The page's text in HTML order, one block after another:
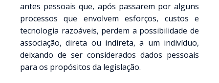
antes pessoais que, após passarem por alguns
processos que envolvem esforços, custos e
tecnologia razoáveis, perdem a possibilidade de
associação, direta ou indireta, a um indivíduo,
deixando de ser considerados dados pessoais
para os propósitos da legislação.